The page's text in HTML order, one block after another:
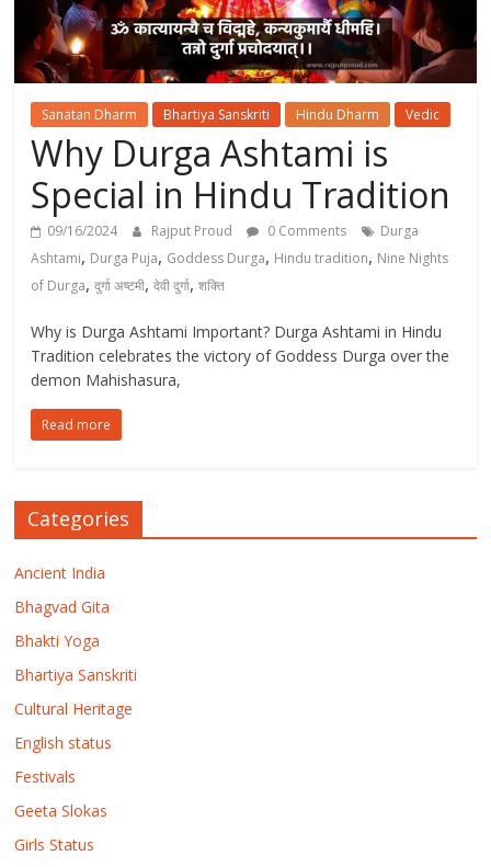
Sanatan Dharm Bhartiya Sanskriti Hindu Dharm Vedic
Why Durga Ashtami is
Special in Hindu Tradition
09/16/2024 Rajput Proud 0 Comments
Durga
Ashtami, Durga Puja, Goddess Durga, Hindu tradition, Nine Nights
of Durga,दुर्गा अष्टमी,देवी दुर्गा,शक्ति
Why is Durga Ashtami Important? Durga Ashtami in Hindu
Tradition celebrates the victory of Goddess Durga over the
demon Mahishasura,
Read more
Categories
Ancient India
Bhagvad Gita
Bhakti Yoga
Bhartiya Sanskriti
Cultural Heritage
English status
Festivals
Geeta Slokas
Girls Status